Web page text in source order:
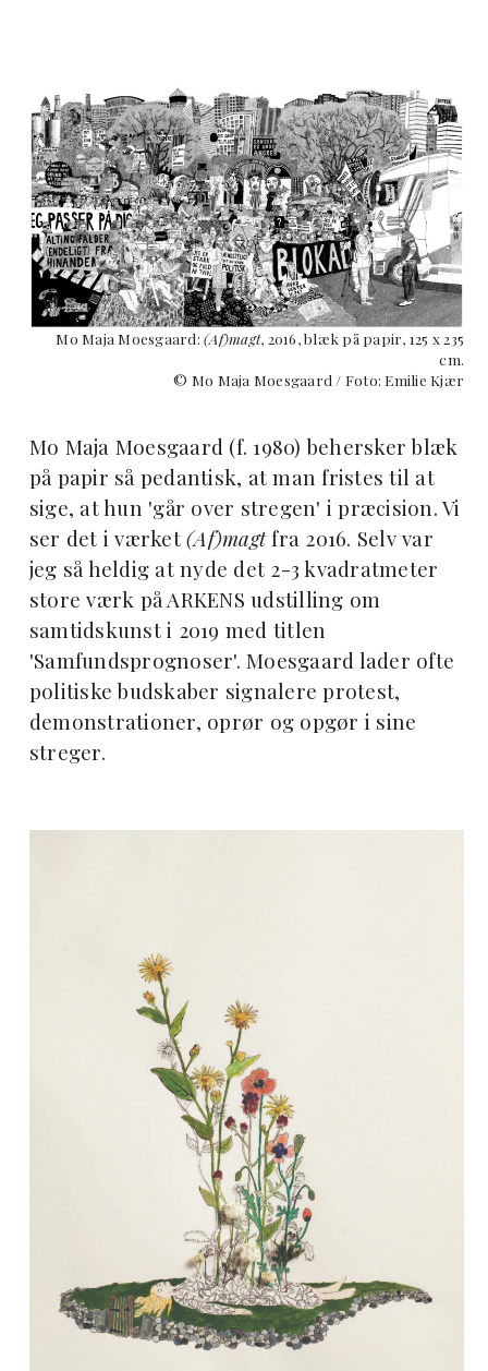
Mo Maja Moesgaard:(Af)magt, 2016, blæk på papir, 125 x 235
cm.
© Mo Maja Moesgaard / Foto: Emilie Kjær
Mo Maja Moesgaard (f. 1980) behersker blæk
på papir så pedantisk, at man fristes til at
sige, at hun 'går over stregen' i præcision. Vi
ser det i værket(Af)magtfra 2016. Selv var
jeg så heldig at nyde det 2-3 kvadratmeter
store værk på ARKENS udstilling om
samtidskunst i 2019 med titlen
'Samfundsprognoser'. Moesgaard lader ofte
politiske budskaber signalere protest,
demonstrationer, oprør og opgør i sine
streger.